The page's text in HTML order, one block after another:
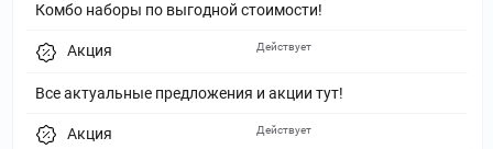
Комбо наборы по выгодной стоимости!
Акция
Все актуальные предложения и акции тут!
Действует
Акция Действует